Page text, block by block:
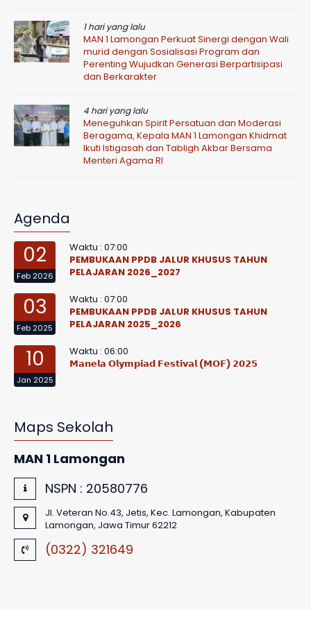
1 hari yang lalu
MAN 1 Lamongan Perkuat Sinergi dengan Wali
murid dengan Sosialisasi Program dan
Perenting Wujudkan Generasi Berpartisipasi
dan Berkarakter
4 hari yang lalu
Meneguhkan Spirit Persatuan dan Moderasi
Beragama, Kepala MAN 1 Lamongan Khidmat
Ikuti Istigasah dan Tabligh Akbar Bersama
Menteri Agama RI
Agenda
02
Feb 2026
Waktu : 07:00
PEMBUKAAN PPDB JALUR KHUSUS TAHUN
PELAJARAN 2026_2027
03
Feb 2025
Waktu : 07:00
PEMBUKAAN PPDB JALUR KHUSUS TAHUN
PELAJARAN 2025_2026
10
Jan 2025
Waktu : 06:00
𝗠𝗮𝗻𝗲𝗹𝗮 𝗢𝗹𝘆𝗺𝗽𝗶𝗮𝗱 𝗙𝗲𝘀𝘁𝗶𝘃𝗮𝗹 (𝗠𝗢𝗙) 𝟮𝟬𝟮𝟱
Maps Sekolah
MAN 1 Lamongan
NSPN : 20580776
Jl. Veteran No.43, Jetis, Kec. Lamongan, Kabupaten
Lamongan, Jawa Timur 62212
(0322) 321649